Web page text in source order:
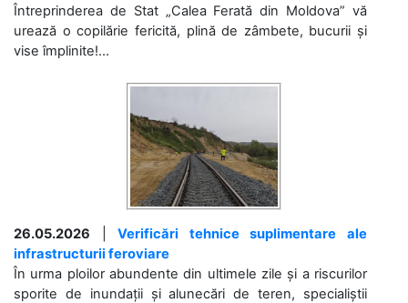
Întreprinderea de Stat „Calea Ferată din Moldova” vă
urează o copilărie fericită, plină de zâmbete, bucurii și
vise împlinite!...
26.05.2026 |Verificări tehnice suplimentare ale
infrastructurii feroviare
În urma ploilor abundente din ultimele zile și a riscurilor
sporite de inundații și alunecări de teren, specialiștii